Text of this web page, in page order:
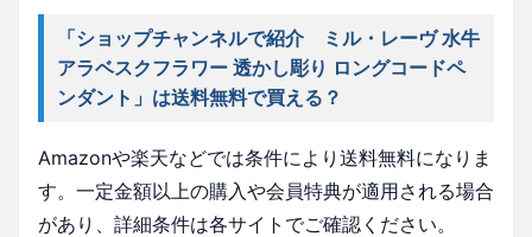
「ショップチャンネルで紹介 ミル・レーヴ 水牛
アラベスクフラワー 透かし彫り ロングコードペ
ンダント」は送料無料で買える？
Amazonや楽天などでは条件により送料無料になりま
す。一定金額以上の購入や会員特典が適用される場合
があり、詳細条件は各サイトでご確認ください。